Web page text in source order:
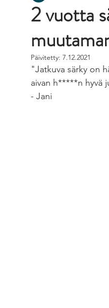
2 vuotta
Päivitetty: 7.12.2021
"Jatkuva särky on
aivan h*****n hyvä
- Jani